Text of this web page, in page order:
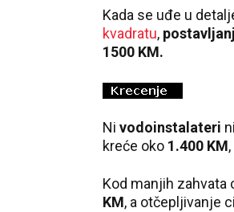
Kada se uđe u
kvadratu,
1500 KM.
Ni vodoinstalateri
kreće oko 1.400 KM
Kod manjih zahvata
KM, a otčepljivanje